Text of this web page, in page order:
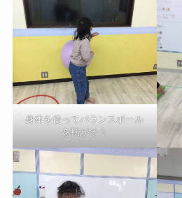
身体を使ってバランスボール
を転がそう